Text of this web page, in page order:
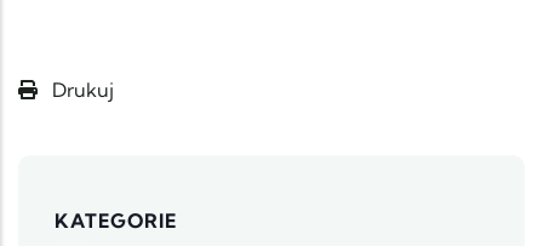
Drukuj
KATEGORIE